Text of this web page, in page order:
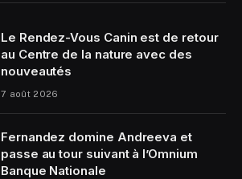
Le Rendez-Vous Canin est de retour
au Centre de la nature avec des
nouveautés
7 août 2026
Fernandez domine Andreeva et
passe au tour suivant à l’Omnium
Banque Nationale